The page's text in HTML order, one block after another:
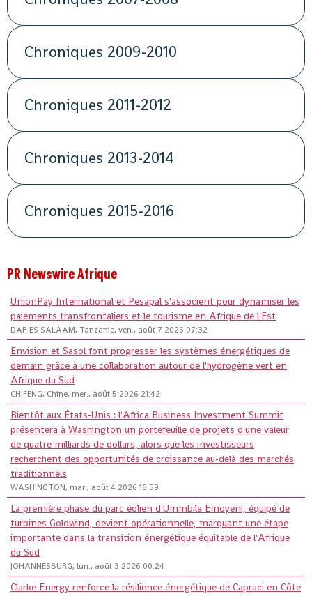
Chroniques 2009-2010
Chroniques 2011-2012
Chroniques 2013-2014
Chroniques 2015-2016
PR Newswire Afrique
UnionPay International et Pesapal s'associent pour dynamiser les
paiements transfrontaliers et le tourisme en Afrique de l'Est
DAR ES SALAAM, Tanzanie, ven., août 7 2026 07:32
Envision et Sasol font progresser les systèmes énergétiques de
demain grâce à une collaboration autour de l'hydrogène vert en
Afrique du Sud
CHIFENG, Chine, mer., août 5 2026 21:42
Bientôt aux États-Unis : l'Africa Business Investment Summit
présentera à Washington un portefeuille de projets d'une valeur
de quatre milliards de dollars, alors que les investisseurs
recherchent des opportunités de croissance au-delà des marchés
traditionnels
WASHINGTON, mar., août 4 2026 16:59
La première phase du parc éolien d'Ummbila Emoyeni, équipé de
turbines Goldwind, devient opérationnelle, marquant une étape
importante dans la transition énergétique équitable de l'Afrique
du Sud
JOHANNESBURG, lun., août 3 2026 00:24
Clarke Energy renforce la résilience énergétique de Capraci en Côte